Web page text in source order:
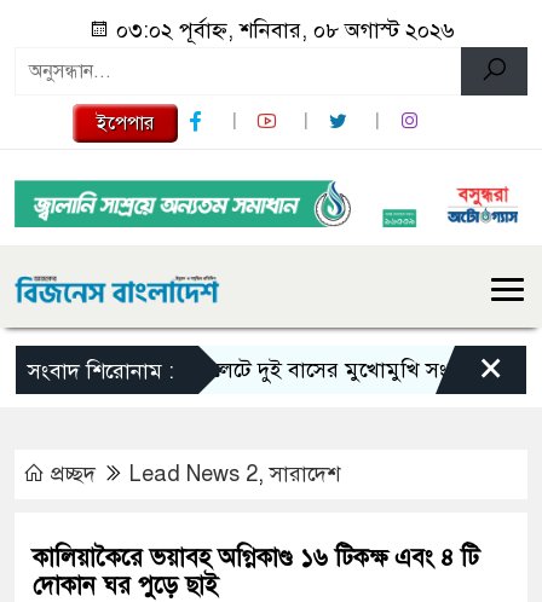
০৩:০২ পূর্বাহ্ন, শনিবার, ০৮ অগাস্ট ২০২৬
ইপেপার
সংবাদ শিরোনাম :সিলেটে দুই বাসের মুখোমুখি সংঘর্ষে নিহত বেড়ে
×
প্রচ্ছদ Lead News 2,সারাদেশ
কালিয়াকৈরে ভয়াবহ অগ্নিকাণ্ড ১৬ টিকক্ষ এবং ৪ টি
দোকান ঘর পুড়ে ছাই